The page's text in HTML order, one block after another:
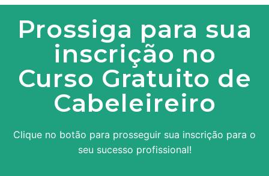
Prossiga para sua
inscrição no
Curso Gratuito de
Cabeleireiro
Clique no botão para prosseguir sua inscrição para o
seu sucesso profissional!